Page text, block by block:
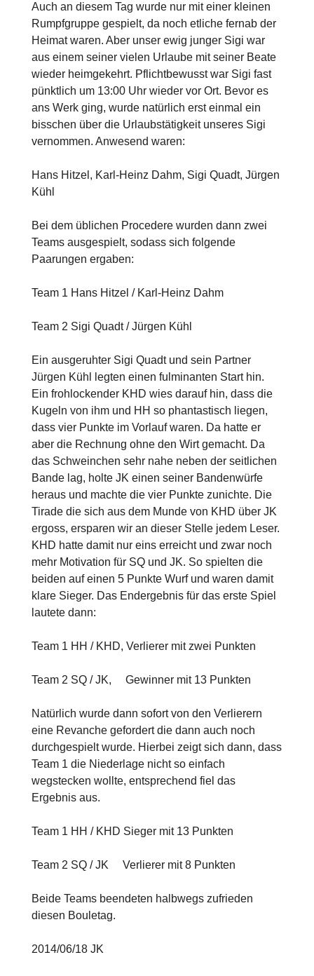
Auch an diesem Tag wurde nur mit einer kleinen
Rumpfgruppe gespielt, da noch etliche fernab der
Heimat waren. Aber unser ewig junger Sigi war
aus einem seiner vielen Urlaube mit seiner Beate
wieder heimgekehrt. Pflichtbewusst war Sigi fast
pünktlich um 13:00 Uhr wieder vor Ort. Bevor es
ans Werk ging, wurde natürlich erst einmal ein
bisschen über die Urlaubstätigkeit unseres Sigi
vernommen. Anwesend waren:
Hans Hitzel, Karl-Heinz Dahm, Sigi Quadt, Jürgen
Kühl
Bei dem üblichen Procedere wurden dann zwei
Teams ausgespielt, sodass sich folgende
Paarungen ergaben:
Team 1 Hans Hitzel / Karl-Heinz Dahm
Team 2 Sigi Quadt / Jürgen Kühl
Ein ausgeruhter Sigi Quadt und sein Partner
Jürgen Kühl legten einen fulminanten Start hin.
Ein frohlockender KHD wies darauf hin, dass die
Kugeln von ihm und HH so phantastisch liegen,
dass vier Punkte im Vorlauf waren. Da hatte er
aber die Rechnung ohne den Wirt gemacht. Da
das Schweinchen sehr nahe neben der seitlichen
Bande lag, holte JK einen seiner Bandenwürfe
heraus und machte die vier Punkte zunichte. Die
Tirade die sich aus dem Munde von KHD über JK
ergoss, ersparen wir an dieser Stelle jedem Leser.
KHD hatte damit nur eins erreicht und zwar noch
mehr Motivation für SQ und JK. So spielten die
beiden auf einen 5 Punkte Wurf und waren damit
klare Sieger. Das Endergebnis für das erste Spiel
lautete dann:
Team 1 HH / KHD, Verlierer mit zwei Punkten
Team 2 SQ / JK, Gewinner mit 13 Punkten
Natürlich wurde dann sofort von den Verlierern
eine Revanche gefordert die dann auch noch
durchgespielt wurde. Hierbei zeigt sich dann, dass
Team 1 die Niederlage nicht so einfach
wegstecken wollte, entsprechend fiel das
Ergebnis aus.
Team 1 HH / KHD Sieger mit 13 Punkten
Team 2 SQ / JK Verlierer mit 8 Punkten
Beide Teams beendeten halbwegs zufrieden
diesen Bouletag.
2014/06/18 JK